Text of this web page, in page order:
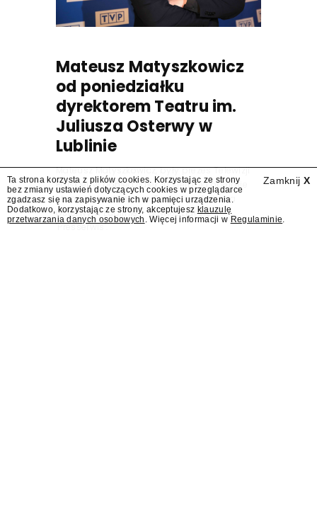
Mateusz Matyszkowicz
od poniedziałku
dyrektorem Teatru im.
Juliusza Osterwy w
Lublinie
Mateusz Matyszkowicz, były prezes Telewizji
Polskiej, w poniedziałek 10 sierpnia obejmie
stanowisko dyrektora Teatru im. Juliusza
Osterwy w Lublinie – dowiedział się
"Presserwis".
Zamknij X
Ta strona korzysta z plików cookies. Korzystając ze strony
bez zmiany ustawień dotyczących cookies w przeglądarce
zgadzasz się na zapisywanie ich w pamięci urządzenia.
Dodatkowo, korzystając ze strony, akceptujesz klauzulę
przetwarzania danych osobowych . Więcej informacji w Regulaminie.